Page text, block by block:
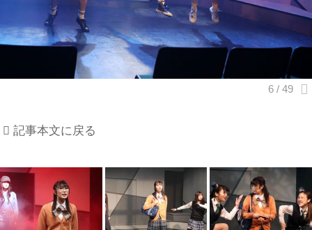
記事本文に戻る